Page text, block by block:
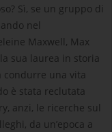
Sì, se un gruppo di
nel
Maxwell, Max
sua laurea in storia
condurre una vita
è stata reclutata
anzi, le ricerche sul
da un’epoca a